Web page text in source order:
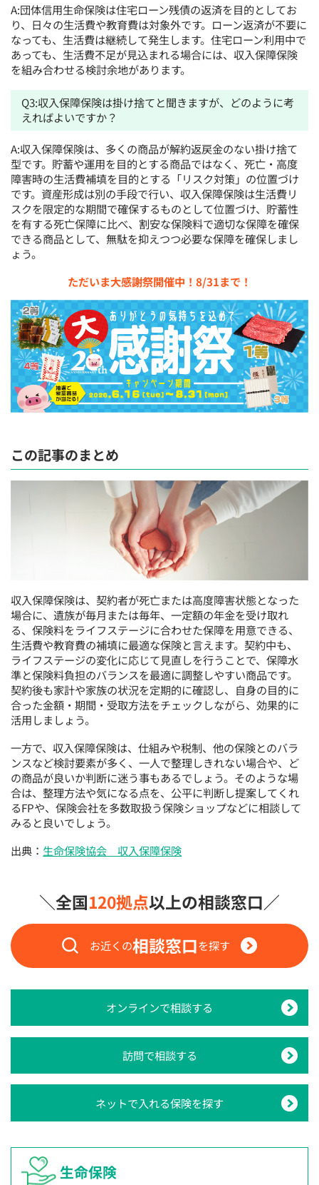
A:団体信用生命保険は住宅ローン残債の返済を目的としてお
り、日々の生活費や教育費は対象外です。ローン返済が不要に
なっても、生活費は継続して発生します。住宅ローン利用中で
あっても、生活費不足が見込まれる場合には、収入保障保険
を組み合わせる検討余地があります。
Q3:収入保障保険は掛け捨てと聞きますが、どのように考
えればよいですか？
A:収入保障保険は、多くの商品が解約返戻金のない掛け捨て
型です。貯蓄や運用を目的とする商品ではなく、死亡・高度
障害時の生活費補填を目的とする「リスク対策」の位置づけ
です。資産形成は別の手段で行い、収入保障保険は生活費リ
スクを限定的な期間で確保するものとして位置づけ、貯蓄性
を有する死亡保障に比べ、割安な保険料で適切な保障を確保
できる商品として、無駄を抑えつつ必要な保障を確保しまし
ょう。
ただいま大感謝祭開催中！8/31まで！
この記事のまとめ
収入保障保険は、契約者が死亡または高度障害状態となった
場合に、遺族が毎月または毎年、一定額の年金を受け取れ
る、保険料をライフステージに合わせた保障を用意できる、
生活費や教育費の補填に最適な保険と言えます。契約中も、
ライフステージの変化に応じて見直しを行うことで、保障水
準と保険料負担のバランスを最適に調整しやすい商品です。
契約後も家計や家族の状況を定期的に確認し、自身の目的に
合った金額・期間・受取方法をチェックしながら、効果的に
活用しましょう。
一方で、収入保障保険は、仕組みや税制、他の保険とのバラ
ンスなど検討要素が多く、一人で整理しきれない場合や、ど
の商品が良いか判断に迷う事もあるでしょう。そのような場
合は、整理方法や気になる点を、公平に判断し提案してくれ
るFPや、保険会社を多数取扱う保険ショップなどに相談して
みると良いでしょう。
出典： 生命保険協会 収入保障保険
＼全国120拠点以上の相談窓口／
お近くの相談窓口を探す
オンラインで相談する
訪問で相談する
ネットで入れる保険を探す
生命保険